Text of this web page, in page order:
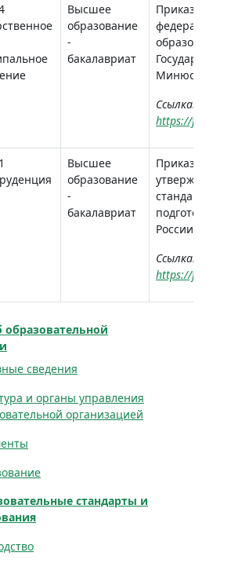
Высшее
образование
-
бакалавриат
Приказ
образования
Минюсте
Ссылка:
https://
Высшее
образование
-
бакалавриат
Приказ
утверждении
стандарта
подготовки
России
Ссылка:
https://
образовательной
сведения
и органы управления
организацией
стандарты и